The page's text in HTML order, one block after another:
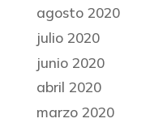
agosto 2020
julio 2020
junio 2020
abril 2020
marzo 2020